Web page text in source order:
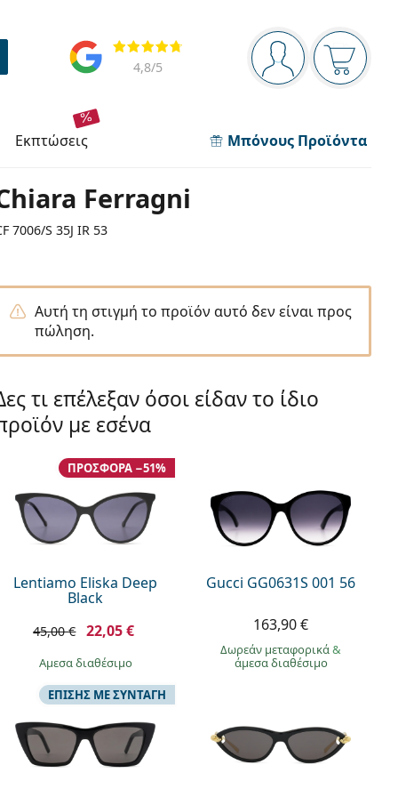
Πίνακας πλοήγησης
Είστε
Το
Αξιολογήσεις
4,8/5
εκπτώσεις Μπόνους Προϊόντα
Ferragni
7006/S 35J IR 53
Αυτή τη στιγμή το προϊόν αυτό δεν είναι προς
πώληση.
τι επέλεξαν όσοι είδαν το ίδιο
με εσένα
Lentiamo Eliska Deep
Black
ΠΡΟΣΦΟΡΆ −51%
45,00 € 22,05 €
άμεσα διαθέσιμο
Gucci GG0631S 001 56
163,90 €
Δωρεάν μεταφορικά&
άμεσα διαθέσιμο
ΕΠΊΣΗΣ ΜΕ ΣΥΝΤΑΓΉ